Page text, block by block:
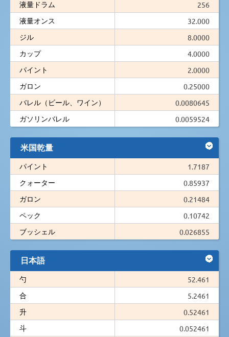
液量ドラム
256
液量オンス
32.000
ジル
8.0000
カップ
4.0000
パイント
2.0000
ガロン
0.25000
バレル（ビール、ワイン）
0.0080645
ガソリンバレル
0.0059524
米国乾量
パイント
1.7187
クォーター
0.85937
ガロン
0.21484
ペック
0.10742
ブッシェル
0.026855
日本語
勺
52.461
合
5.2461
升
0.52461
斗
0.052461